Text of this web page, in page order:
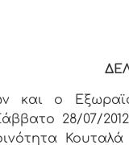
και ο
28/07/